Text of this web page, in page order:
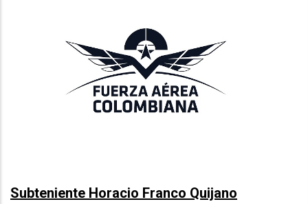
Subteniente Horacio Franco Quijano